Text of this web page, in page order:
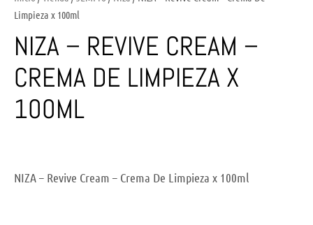
Limpieza x 100ml
NIZA – REVIVE CREAM –
CREMA DE LIMPIEZA X
100ML
NIZA – Revive Cream – Crema De Limpieza x 100ml